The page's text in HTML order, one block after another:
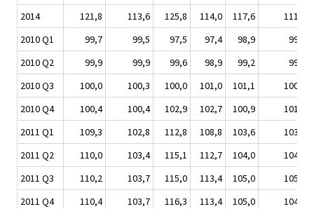
2014
121,8 113,6 125,8 114,0 117,6
111,1
2010 Q1
99,7 99,5 97,5 97,4 98,9
99,3
2010 Q2
99,9 99,9 99,6 98,9 99,2
99,7
2010 Q3
100,0 100,3 100,0 101,0 101,1
100,0
2010 Q4
100,4 100,4 102,9 102,7 100,9
101,0
2011 Q1
109,3 102,8 112,8 108,8 103,6
103,4
2011 Q2
110,0 103,4 115,1 112,7 104,0
104,6
2011 Q3
110,2 103,7 115,0 113,4 105,0
105,0
2011 Q4
110,4 103,7 116,3 113,4 105,0
104,9